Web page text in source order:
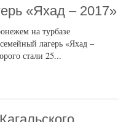
«Яхад – 2017»
на турбазе
лагерь «Яхад –
стали 25...